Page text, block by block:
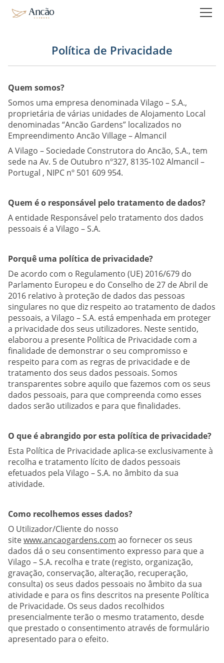
Ancão Gardens Private Pool
A experiência
Visita Virtual
Vídeo
Atividades
Escultura pega-azul
Testemunhos
Contatos
Política de Privacidade
Quem somos?
Somos uma empresa denominada Vilago – S.A.,
proprietária de várias unidades de Alojamento Local
denominadas “Ancão Gardens” localizados no
Empreendimento Ancão Village – Almancil
A Vilago – Sociedade Construtora do Ancão, S.A., tem
sede na Av. 5 de Outubro nº327, 8135-102 Almancil –
Portugal , NIPC nº 501 609 954.
Quem é o responsável pelo tratamento de dados?
A entidade Responsável pelo tratamento dos dados
pessoais é a Vilago – S.A.
Porquê uma política de privacidade?
De acordo com o Regulamento (UE) 2016/679 do
Parlamento Europeu e do Conselho de 27 de Abril de
2016 relativo à proteção de dados das pessoas
singulares no que diz respeito ao tratamento de dados
pessoais, a Vilago – S.A. está empenhada em proteger
a privacidade dos seus utilizadores. Neste sentido,
elaborou a presente Política de Privacidade com a
finalidade de demonstrar o seu compromisso e
respeito para com as regras de privacidade e de
tratamento dos seus dados pessoais. Somos
transparentes sobre aquilo que fazemos com os seus
dados pessoais, para que compreenda como esses
dados serão utilizados e para que finalidades.
O que é abrangido por esta política de privacidade?
Esta Política de Privacidade aplica-se exclusivamente à
recolha e tratamento lícito de dados pessoais
efetuados pela Vilago – S.A. no âmbito da sua
atividade.
Como recolhemos esses dados?
O Utilizador/Cliente do nosso
sitewww.ancaogardens.com ao fornecer os seus
dados dá o seu consentimento expresso para que a
Vilago – S.A. recolha e trate (registo, organização,
gravação, conservação, alteração, recuperação,
consulta) os seus dados pessoais no âmbito da sua
atividade e para os fins descritos na presente Política
de Privacidade. Os seus dados recolhidos
presencialmente terão o mesmo tratamento, desde
que prestado o consentimento através de formulário
apresentado para o efeito.